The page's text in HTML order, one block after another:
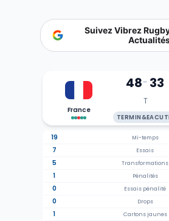
Suivez Vibrez
France
48- 33
T
19 Mi-temps
7
Essais
5
Transformations
1
Pénalités
0
Essais pénalité
0
Drops
1
Cartons jaunes